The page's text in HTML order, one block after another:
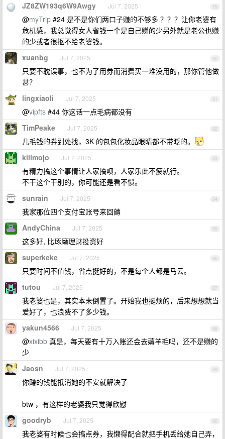
79
JZ8ZW193q6W9Awgy Jul 7, 2025
@myTrip #24 是不是你们两口子赚的不够多 ？？？让你老婆有
危机感，我总觉得女人省钱一个是自己赚的少另外就是老公也赚
的少或者很抠不给老婆钱。
80
xuanbg Jul 7, 2025
只要不耽误事，也不为了用券而消费买一堆没用的，那你管他做
甚？
81
lingxiaoli Jul 7, 2025
@vipfts #44 你这话一点毛病都没有
82
TimPeake Jul 7, 2025
几毛钱的券到处找，3K 的包包化妆品眼睛都不带眨的。
83
killmojo Jul 7, 2025
有精力搞这个事情让人家搞呗，人家乐此不疲就行。
不干这个干别的，你可能还是看不惯。
84
sunrain Jul 7, 2025
我家那位四个支付宝账号来回薅
85
AndyChina Jul 7, 2025
这多好, 比琢磨理财投资好
86
superkeke Jul 7, 2025
只要时间不值钱，省点挺好的，不是每个人都是马云。
87
tutou Jul 7, 2025
我老婆也是，其实本末倒置了。开始我也挺烦的，后来想想就当
爱好了，也浪费不了多少钱。
88
yakun4566 Jul 7, 2025
@xixibb 真是，每天要有十万入账还会去薅羊毛吗，还不是赚的
少
89
Jaosn Jul 7, 2025
你赚的钱能抵消她的不安就解决了
btw ，有这样的老婆我只觉得欣慰
90
goodryb Jul 7, 2025
我老婆有时候也会搞点券，我懒得配合就把手机丢给她自己弄，